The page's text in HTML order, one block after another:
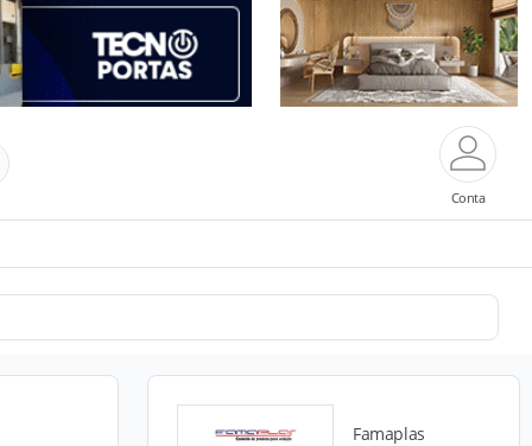
Conta
Famaplas